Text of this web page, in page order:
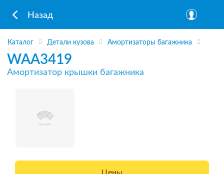
Назад
Каталог Детали кузова Амортизаторы багажника
WAA3419
Амортизатор крышки багажника
Цены